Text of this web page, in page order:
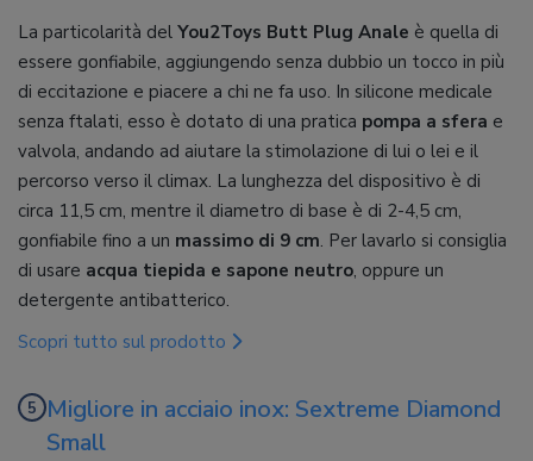
La particolarità del You2Toys Butt Plug Anale è quella di
essere gonfiabile, aggiungendo senza dubbio un tocco in più
di eccitazione e piacere a chi ne fa uso. In silicone medicale
senza ftalati, esso è dotato di una pratica pompa a sfera e
valvola, andando ad aiutare la stimolazione di lui o lei e il
percorso verso il climax. La lunghezza del dispositivo è di
circa 11,5 cm, mentre il diametro di base è di 2-4,5 cm,
gonfiabile fino a un massimo di 9 cm. Per lavarlo si consiglia
di usare acqua tiepida e sapone neutro, oppure un
detergente antibatterico.
Scopri tutto sul prodotto
Migliore in acciaio inox: Sextreme Diamond
Small